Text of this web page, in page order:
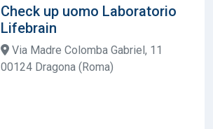
Check up uomo Laboratorio
Lifebrain
Via Madre Colomba Gabriel, 11
00124 Dragona (Roma)